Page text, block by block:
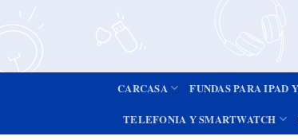
CARCASA FUNDAS PARA IPAD
TELEFONIA Y SMARTWATCH